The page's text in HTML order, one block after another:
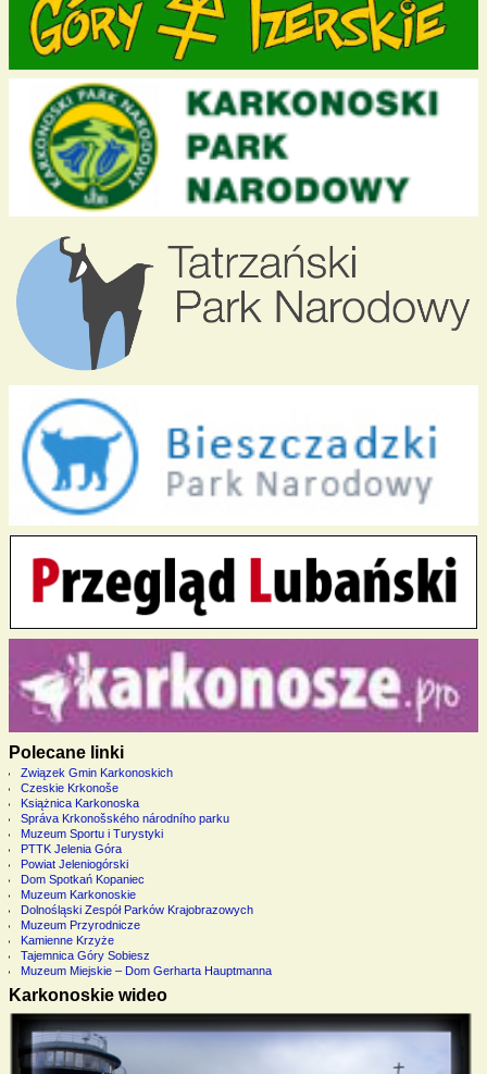
Polecane linki
Związek Gmin Karkonoskich
Czeskie Krkonoše
Książnica Karkonoska
Správa Krkonošského národního parku
Muzeum Sportu i Turystyki
PTTK Jelenia Góra
Powiat Jeleniogórski
Dom Spotkań Kopaniec
Muzeum Karkonoskie
Dolnośląski Zespół Parków Krajobrazowych
Muzeum Przyrodnicze
Kamienne Krzyże
Tajemnica Góry Sobiesz
Muzeum Miejskie – Dom Gerharta Hauptmanna
Karkonoskie wideo